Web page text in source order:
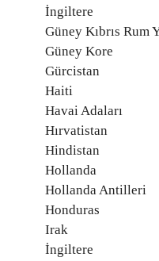
İngiltere
Güney Kıbrıs Rum
Güney Kore
Gürcistan
Haiti
Havai Adaları
Hırvatistan
Hindistan
Hollanda
Hollanda Antilleri
Honduras
Irak
İngiltere